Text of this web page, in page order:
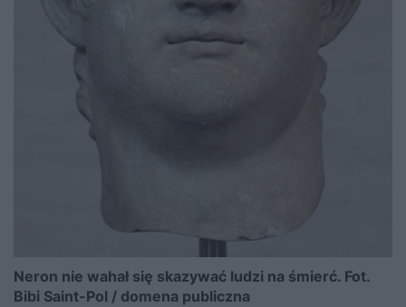
Neron nie wahał się skazywać ludzi na śmierć. Fot.
Bibi Saint-Pol / domena publiczna